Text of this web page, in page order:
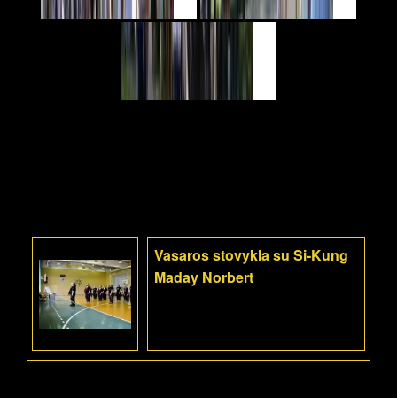
Vasaros stovykla su Si-Kung
Maday Norbert